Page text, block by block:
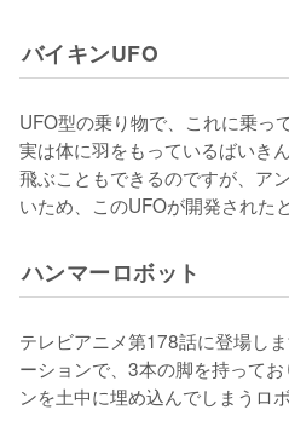
バイキンUFO
UFO型の乗り物で、これに乗っ
実は体に羽をもっているばいき
飛ぶこともできるのですが、ア
いため、このUFOが開発された
ハンマーロボット
テレビアニメ第178話に登場し
ーションで、3本の脚を持って
ンを土中に埋め込んでしまうロボ